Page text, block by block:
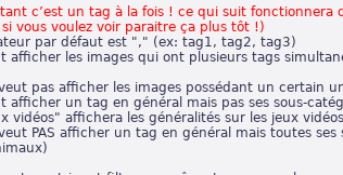
c’est un tag à la fois ! ce qui suit fonctionnera
vous voulez voir paraitre ça plus tôt !)
par défaut est "," (ex: tag1, tag2, tag3)
afficher les images qui ont plusieurs tags
pas afficher les images possédant un certain
afficher un tag en général mais pas ses sous-
vidéos" affichera les généralités sur les jeux
PAS afficher un tag en général mais toutes